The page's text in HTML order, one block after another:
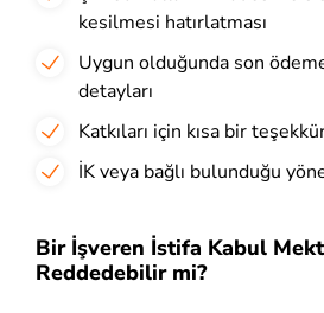
kesilmesi hatırlatması
Uygun olduğunda son
detayları
Katkıları için kısa bir
İK veya bağlı bulunduğu
Bir İşveren İstifa Kabul
Reddedebilir mi?